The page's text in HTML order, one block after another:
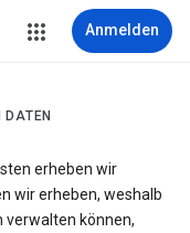
Anmelden
DATEN
erheben wir
wir erheben, weshalb
verwalten können,